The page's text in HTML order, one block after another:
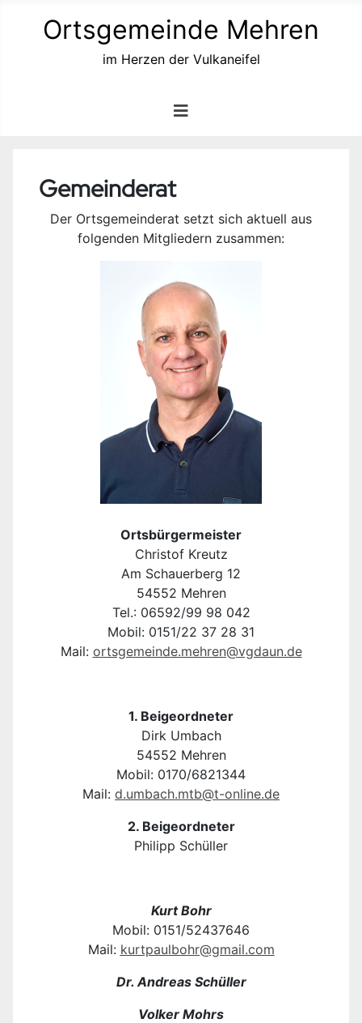
Ortsgemeinde Mehren
im Herzen der Vulkaneifel
Gemeinderat
Der Ortsgemeinderat setzt sich aktuell aus
folgenden Mitgliedern zusammen:
Ortsbürgermeister
Christof Kreutz
Am Schauerberg 12
54552 Mehren
Tel.: 06592/99 98 042
Mobil: 0151/22 37 28 31
Mail: ortsgemeinde.mehren@vgdaun.de
1. Beigeordneter
Dirk Umbach
54552 Mehren
Mobil: 0170/6821344
Mail: d.umbach.mtb@t-online.de
2. Beigeordneter
Philipp Schüller
Kurt Bohr
Mobil: 0151/52437646
Mail: kurtpaulbohr@gmail.com
Dr. Andreas Schüller
Volker Mohrs